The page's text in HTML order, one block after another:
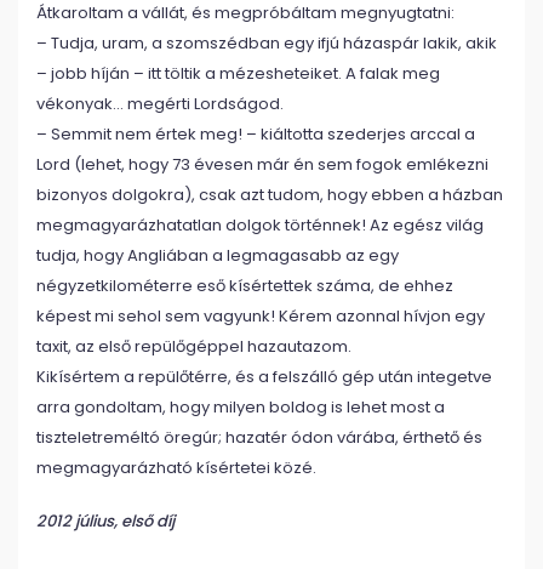
Átkaroltam a vállát, és megpróbáltam megnyugtatni:
– Tudja, uram, a szomszédban egy ifjú házaspár lakik, akik
– jobb híján – itt töltik a mézesheteiket. A falak meg
vékonyak… megérti Lordságod.
– Semmit nem értek meg! – kiáltotta szederjes arccal a
Lord (lehet, hogy 73 évesen már én sem fogok emlékezni
bizonyos dolgokra), csak azt tudom, hogy ebben a házban
megmagyarázhatatlan dolgok történnek! Az egész világ
tudja, hogy Angliában a legmagasabb az egy
négyzetkilométerre eső kísértettek száma, de ehhez
képest mi sehol sem vagyunk! Kérem azonnal hívjon egy
taxit, az első repülőgéppel hazautazom.
Kikísértem a repülőtérre, és a felszálló gép után integetve
arra gondoltam, hogy milyen boldog is lehet most a
tiszteletreméltó öregúr; hazatér ódon várába, érthető és
megmagyarázható kísértetei közé.
2012 július, első díj